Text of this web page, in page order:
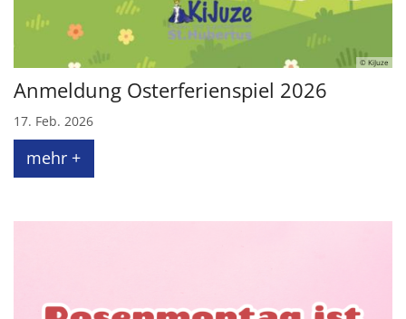
© KiJuze
Anmeldung Osterferienspiel 2026
17. Feb. 2026
mehr +